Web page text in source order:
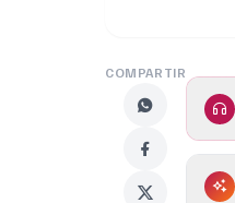
COMPARTIR